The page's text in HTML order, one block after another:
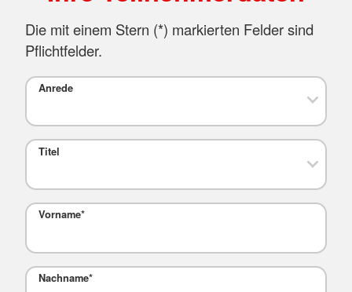
Die mit einem Stern (*) markierten Felder sind
Pflichtfelder.
Anrede
Titel
Vorname*
Nachname*